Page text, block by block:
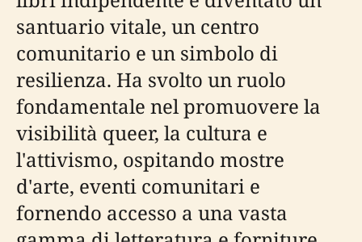
santuario vitale, un centro
comunitario e un simbolo di
resilienza. Ha svolto un ruolo
fondamentale nel promuovere la
visibilità queer, la cultura e
l'attivismo, ospitando mostre
d'arte, eventi comunitari e
fornendo accesso a una vasta